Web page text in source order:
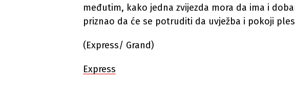
međutim, kako jedna zvijezda mora da ima i
priznao da će se potruditi da uvježba i pokoji
(Express/ Grand)
Express